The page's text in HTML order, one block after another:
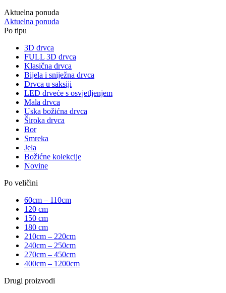
Aktuelna ponuda
Aktuelna ponuda
Po tipu
3D drvca
FULL 3D drvca
Klasična drvca
Bijela i sniježna drvca
Drvca u saksiji
LED drveće s osvjetljenjem
Mala drvca
Uska božićna drvca
Široka drvca
Bor
Smreka
Jela
Božićne kolekcije
Novine
Po veličini
60cm – 110cm
120 cm
150 cm
180 cm
210cm – 220cm
240cm – 250cm
270cm – 450cm
400cm – 1200cm
Drugi proizvodi